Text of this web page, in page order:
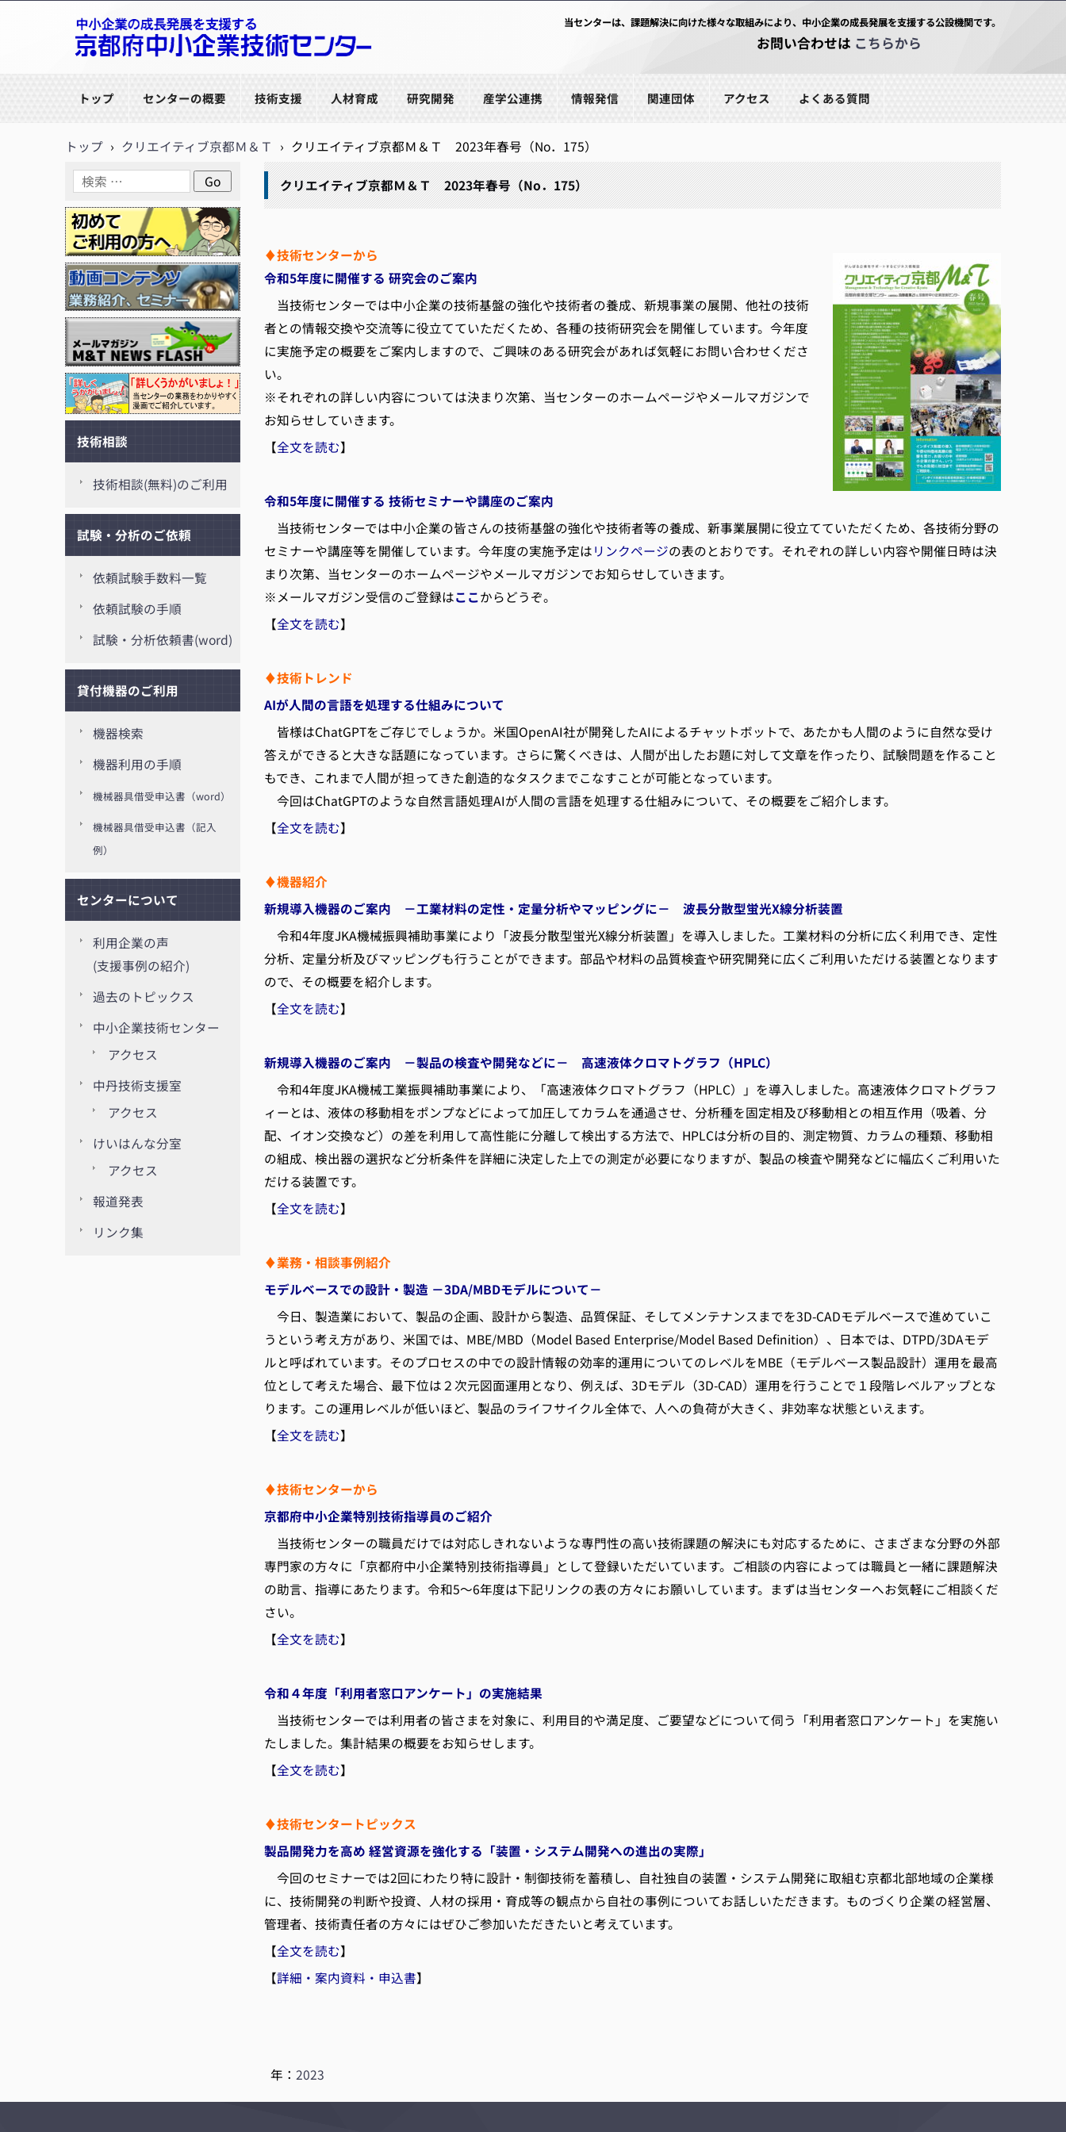
当センターは、課題解決に向けた様々な取組みにより、中小企業の成長発展を支援する公設機関です。
お問い合わせは こちらから
トップ センターの概要 技術支援 人材育成 研究開発 産学公連携 情報発信 関連団体 アクセス よくある質問
トップ › クリエイティブ京都Ｍ＆Ｔ › クリエイティブ京都Ｍ＆Ｔ 2023年春号（No．175）
クリエイティブ京都Ｍ＆Ｔ 2023年春号（No．175）
♦技術センターから
令和5年度に開催する 研究会のご案内
当技術センターでは中小企業の技術基盤の強化や技術者の養成、新規事業の展開、他社の技術
者との情報交換や交流等に役立てていただくため、各種の技術研究会を開催しています。今年度
に実施予定の概要をご案内しますので、ご興味のある研究会があれば気軽にお問い合わせくださ
い。
※それぞれの詳しい内容については決まり次第、当センターのホームページやメールマガジンで
お知らせしていきます。
【全文を読む】
令和5年度に開催する 技術セミナーや講座のご案内
当技術センターでは中小企業の皆さんの技術基盤の強化や技術者等の養成、新事業展開に役立てていただくため、各技術分野の
セミナーや講座等を開催しています。今年度の実施予定はリンクページの表のとおりです。それぞれの詳しい内容や開催日時は決
まり次第、当センターのホームページやメールマガジンでお知らせしていきます。
※メールマガジン受信のご登録はここからどうぞ。
【全文を読む】
♦技術トレンド
AIが人間の言語を処理する仕組みについて
皆様はChatGPTをご存じでしょうか。米国OpenAI社が開発したAIによるチャットボットで、あたかも人間のように自然な受け
答えができると大きな話題になっています。さらに驚くべきは、人間が出したお題に対して文章を作ったり、試験問題を作ること
もでき、これまで人間が担ってきた創造的なタスクまでこなすことが可能となっています。
今回はChatGPTのような自然言語処理AIが人間の言語を処理する仕組みについて、その概要をご紹介します。
【全文を読む】
♦機器紹介
新規導入機器のご案内 －工業材料の定性・定量分析やマッピングに－ 波長分散型蛍光X線分析装置
令和4年度JKA機械振興補助事業により「波長分散型蛍光X線分析装置」を導入しました。工業材料の分析に広く利用でき、定性
分析、定量分析及びマッピングも行うことができます。部品や材料の品質検査や研究開発に広くご利用いただける装置となります
ので、その概要を紹介します。
【全文を読む】
新規導入機器のご案内 －製品の検査や開発などに－ 高速液体クロマトグラフ（HPLC）
令和4年度JKA機械工業振興補助事業により、「高速液体クロマトグラフ（HPLC）」を導入しました。高速液体クロマトグラフ
ィーとは、液体の移動相をポンプなどによって加圧してカラムを通過させ、分析種を固定相及び移動相との相互作用（吸着、分
配、イオン交換など）の差を利用して高性能に分離して検出する方法で、HPLCは分析の目的、測定物質、カラムの種類、移動相
の組成、検出器の選択など分析条件を詳細に決定した上での測定が必要になりますが、製品の検査や開発などに幅広くご利用いた
だける装置です。
【全文を読む】
♦業務・相談事例紹介
モデルベースでの設計・製造 －3DA/MBDモデルについて－
今日、製造業において、製品の企画、設計から製造、品質保証、そしてメンテナンスまでを3D-CADモデルベースで進めていこ
うという考え方があり、米国では、MBE/MBD（Model Based Enterprise/Model Based Definition）、日本では、DTPD/3DAモデ
ルと呼ばれています。そのプロセスの中での設計情報の効率的運用についてのレベルをMBE（モデルベース製品設計）運用を最高
位として考えた場合、最下位は２次元図面運用となり、例えば、3Dモデル（3D-CAD）運用を行うことで１段階レベルアップとな
ります。この運用レベルが低いほど、製品のライフサイクル全体で、人への負荷が大きく、非効率な状態といえます。
【全文を読む】
♦技術センターから
京都府中小企業特別技術指導員のご紹介
当技術センターの職員だけでは対応しきれないような専門性の高い技術課題の解決にも対応するために、さまざまな分野の外部
専門家の方々に「京都府中小企業特別技術指導員」として登録いただいています。ご相談の内容によっては職員と一緒に課題解決
の助言、指導にあたります。令和5～6年度は下記リンクの表の方々にお願いしています。まずは当センターへお気軽にご相談くだ
さい。
【全文を読む】
令和４年度「利用者窓口アンケート」の実施結果
当技術センターでは利用者の皆さまを対象に、利用目的や満足度、ご要望などについて伺う「利用者窓口アンケート」を実施い
たしました。集計結果の概要をお知らせします。
【全文を読む】
♦技術センタートピックス
製品開発力を高め 経営資源を強化する「装置・システム開発への進出の実際」
今回のセミナーでは2回にわたり特に設計・制御技術を蓄積し、自社独自の装置・システム開発に取組む京都北部地域の企業様
に、技術開発の判断や投資、人材の採用・育成等の観点から自社の事例についてお話しいただきます。ものづくり企業の経営層、
管理者、技術責任者の方々にはぜひご参加いただきたいと考えています。
【全文を読む】
【詳細・案内資料・申込書】
年： 2023
技術相談
技術相談(無料)のご利用
試験・分析のご依頼
依頼試験手数料一覧
依頼試験の手順
試験・分析依頼書(word)
貸付機器のご利用
機器検索
機器利用の手順
機械器具借受申込書（word）
機械器具借受申込書（記入
例）
センターについて
利用企業の声
(支援事例の紹介)
過去のトピックス
中小企業技術センター
アクセス
中丹技術支援室
アクセス
けいはんな分室
アクセス
報道発表
リンク集